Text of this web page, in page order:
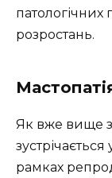
патологічних
розростань.
Як вже вище
рамках